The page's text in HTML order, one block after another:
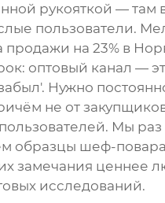
рукояткой — там
пользователи.
продажи на 23% в
оптовый канал —
Нужно
не от
Мы раз
образцы шеф-
замечания ценнее
исследований.